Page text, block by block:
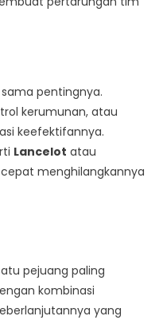
pentingnya.
kerumunan, atau
keefektifannya.
Lancelot atau
menghilangkannya
pejuang paling
kombinasi
yang